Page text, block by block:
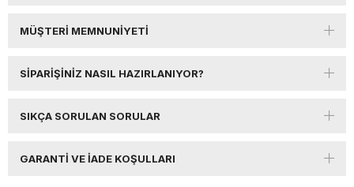
MÜŞTERI MEMNUNIYETI
SIPARIŞINIZ NASIL HAZIRLANIYOR?
SIKÇA SORULAN SORULAR
GARANTI VE İADE KOŞULLARI